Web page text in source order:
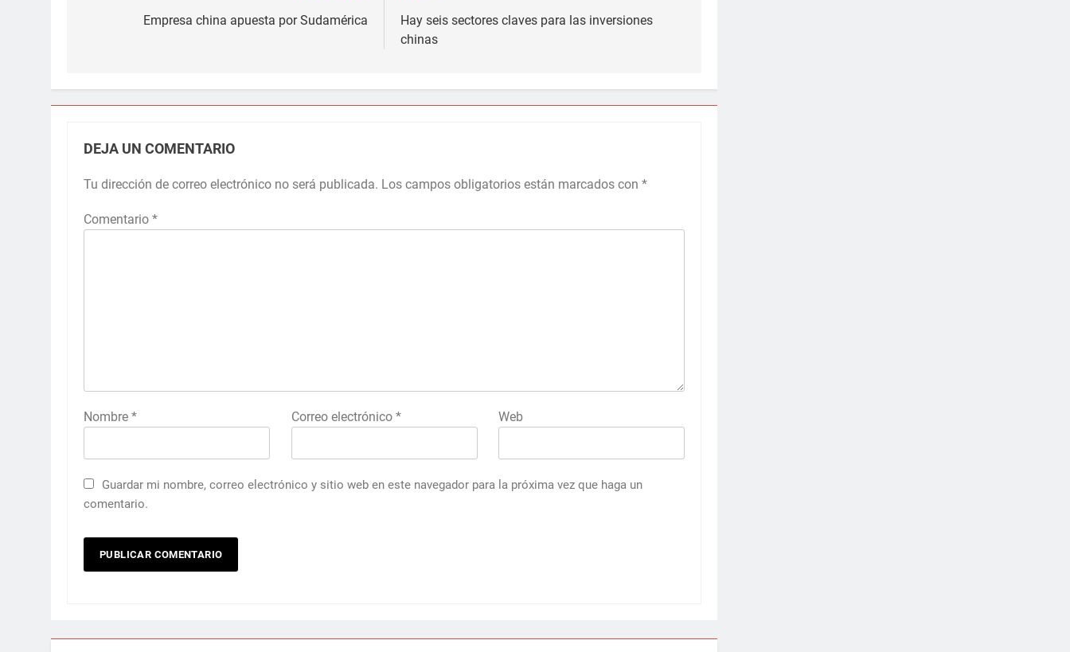
Empresa china apuesta por Sudamérica
Hay seis sectores claves para las inversiones
chinas
DEJA UN COMENTARIO
Tu dirección de correo electrónico no será publicada. Los campos obligatorios están marcados con *
Comentario *
Nombre * Correo electrónico * Web
Guardar mi nombre, correo electrónico y sitio web en este navegador para la próxima vez que haga un
comentario.